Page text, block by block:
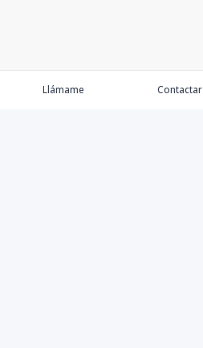
Llámame Contactar